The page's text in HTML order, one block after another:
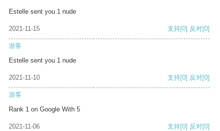
Estelle sent you 1 nude
2021-11-15 支持[0] 反对[0]
游客
Estelle sent you 1 nude
2021-11-10 支持[0] 反对[0]
游客
Rank 1 on Google With 5
2021-11-06 支持[0] 反对[0]